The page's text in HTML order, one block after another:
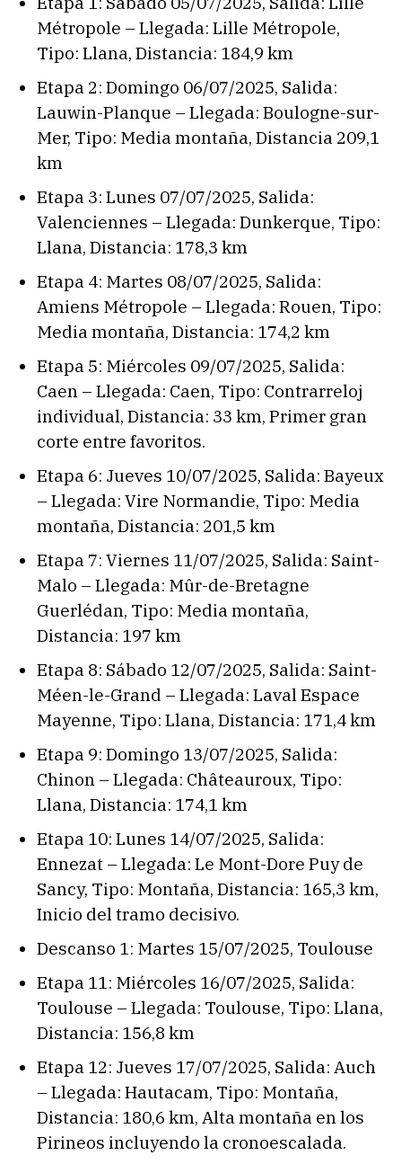
Métropole – Llegada: Lille Métropole,
Tipo: Llana, Distancia: 184,9 km
Etapa 2: Domingo 06/07/2025, Salida:
Lauwin-Planque – Llegada: Boulogne-sur-
Mer, Tipo: Media montaña, Distancia 209,1
km
Etapa 3: Lunes 07/07/2025, Salida:
Valenciennes – Llegada: Dunkerque, Tipo:
Llana, Distancia: 178,3 km
Etapa 4: Martes 08/07/2025, Salida:
Amiens Métropole – Llegada: Rouen, Tipo:
Media montaña, Distancia: 174,2 km
Etapa 5: Miércoles 09/07/2025, Salida:
Caen – Llegada: Caen, Tipo: Contrarreloj
individual, Distancia: 33 km, Primer gran
corte entre favoritos.
Etapa 6: Jueves 10/07/2025, Salida: Bayeux
– Llegada: Vire Normandie, Tipo: Media
montaña, Distancia: 201,5 km
Etapa 7: Viernes 11/07/2025, Salida: Saint-
Malo – Llegada: Mûr-de-Bretagne
Guerlédan, Tipo: Media montaña,
Distancia: 197 km
Etapa 8: Sábado 12/07/2025, Salida: Saint-
Méen-le-Grand – Llegada: Laval Espace
Mayenne, Tipo: Llana, Distancia: 171,4 km
Etapa 9: Domingo 13/07/2025, Salida:
Chinon – Llegada: Châteauroux, Tipo:
Llana, Distancia: 174,1 km
Etapa 10: Lunes 14/07/2025, Salida:
Ennezat – Llegada: Le Mont-Dore Puy de
Sancy, Tipo: Montaña, Distancia: 165,3 km,
Inicio del tramo decisivo.
Descanso 1: Martes 15/07/2025, Toulouse
Etapa 11: Miércoles 16/07/2025, Salida:
Toulouse – Llegada: Toulouse, Tipo: Llana,
Distancia: 156,8 km
Etapa 12: Jueves 17/07/2025, Salida: Auch
– Llegada: Hautacam, Tipo: Montaña,
Distancia: 180,6 km, Alta montaña en los
Pirineos incluyendo la cronoescalada.